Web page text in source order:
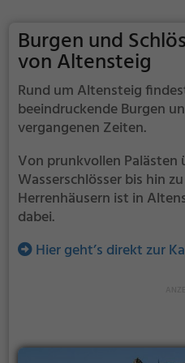
Burgen und
von Altensteig
Rund um Altensteig
beeindruckende Burgen
vergangenen Zeiten.
Von prunkvollen Palästen
Wasserschlösser bis hin
Herrenhäusern ist in
dabei.
Hier geht’s direkt zur